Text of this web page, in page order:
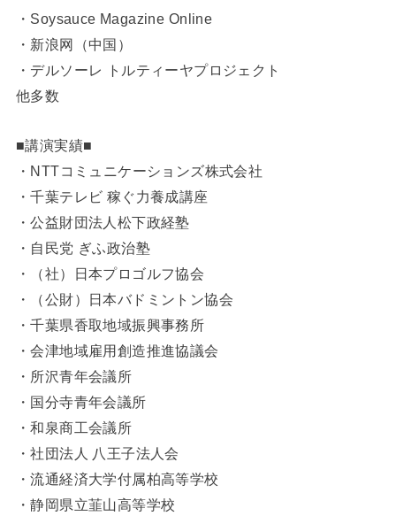
・Soysauce Magazine Online
・新浪网（中国）
・デルソーレ トルティーヤプロジェクト
他多数
■講演実績■
・NTTコミュニケーションズ株式会社
・千葉テレビ 稼ぐ力養成講座
・公益財団法人松下政経塾
・自民党 ぎふ政治塾
・（社）日本プロゴルフ協会
・（公財）日本バドミントン協会
・千葉県香取地域振興事務所
・会津地域雇用創造推進協議会
・所沢青年会議所
・国分寺青年会議所
・和泉商工会議所
・社団法人 八王子法人会
・流通経済大学付属柏高等学校
・静岡県立韮山高等学校